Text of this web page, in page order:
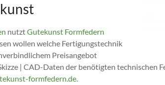
nutztGutekunst Formfedern
wollen welche Fertigungstechnik
Preisangebot
| CAD-Daten der benötigten technischen
formfedern.de.